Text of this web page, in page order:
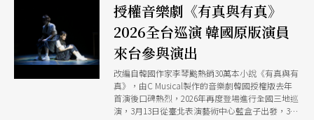
授權音樂劇《有真與有真》
2026全台巡演 韓國原版演員
來台參與演出
改編自韓國作家李琴䬁熱銷30萬本小說《有真與有
真》，由C Musical製作的音樂劇韓國授權版去年
首演後口碑熱烈，2026年再度登場進行全國三地巡
演，3月13日從臺北表演藝術中心藍盒子出發，3月